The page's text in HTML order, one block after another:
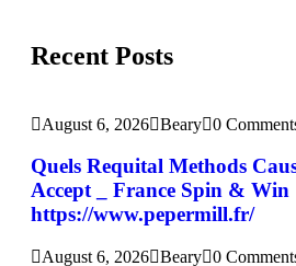
Recent Posts
August 6, 2026 Beary 0
Quels Requital Methods
Accept _ France Spin & Win
https://www.pepermill.fr/
August 6, 2026 Beary 0